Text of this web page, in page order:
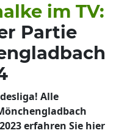
im TV:
Partie
Alle
erfahren Sie hier